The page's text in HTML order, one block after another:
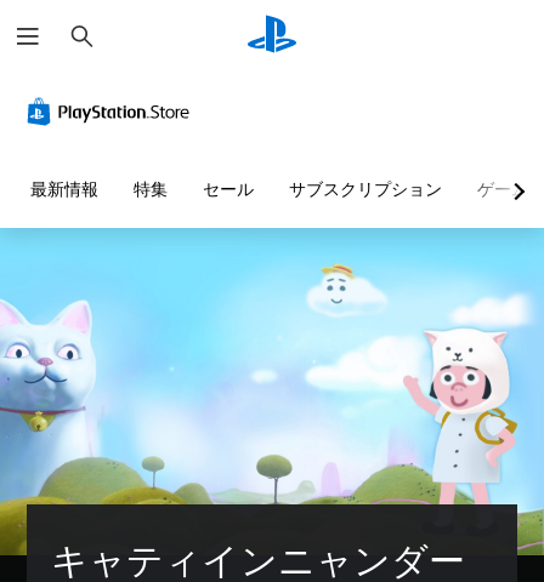
索
最新情報 特集 セール サブスクリプション ゲーム
キャティインニャンダー